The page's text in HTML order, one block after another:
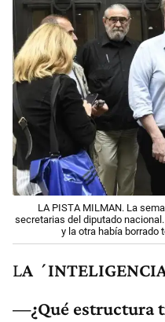
LA PISTA MILMAN. La
secretarias del diputado
y la otra había borrado
LA
—¿Qué estructura